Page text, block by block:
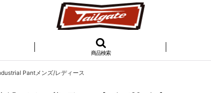
商品検索
Pantメンズ/レディース